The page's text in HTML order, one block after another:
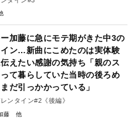
加藤に急にモテ期がきた中3の
ン…新曲にこめたのは実体験
えたい感謝の気持ち「親のス
て暮らしていた当時の後ろめ
だ引っかかっている」
ンタイン#2《後編》
藤